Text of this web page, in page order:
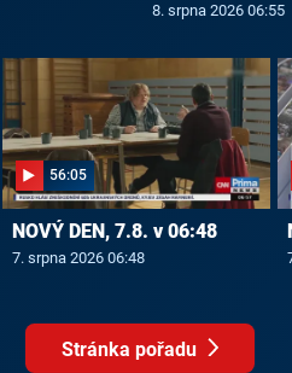
8. srpna 2026 06:55
56:05
NOVÝ DEN, 7.8. v 06:48
7. srpna 2026 06:48
Stránka pořadu